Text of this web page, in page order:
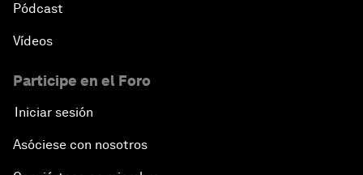
Pódcast
Vídeos
Participe en el Foro
Iniciar sesión
Asóciese con nosotros